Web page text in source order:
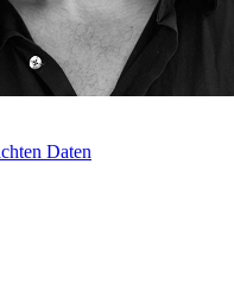
Daten